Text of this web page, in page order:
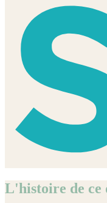
L'histoire de ce